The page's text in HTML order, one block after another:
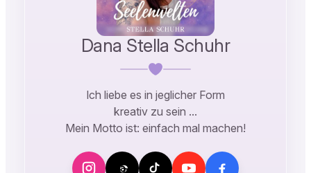
Dana Stella Schuhr
Ich liebe es in jeglicher Form
kreativ zu sein …
Mein Motto ist: einfach mal machen!